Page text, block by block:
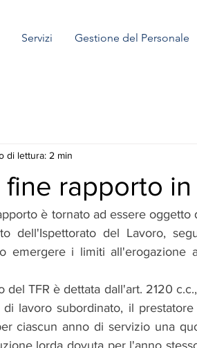
Servizi Gestione del Personale
rapporto
di lettura: 2 min
è tornato ad essere oggetto
dell'Ispettorato del Lavoro,
emergere i limiti all'erogazione
del TFR è dettata dall'art. 2120
lavoro subordinato, il
ciascun anno di servizio una
lorda dovuta per l'anno